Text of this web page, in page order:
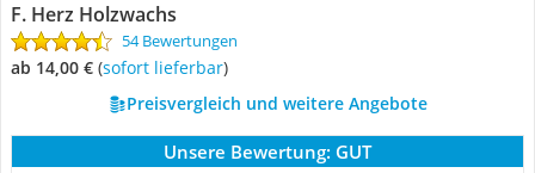
F. Herz Holzwachs
54 Bewertungen
ab 14,00 € ( Sofort lieferbar)
Preisvergleich und weitere Angebote
Unsere Bewertung: GUT